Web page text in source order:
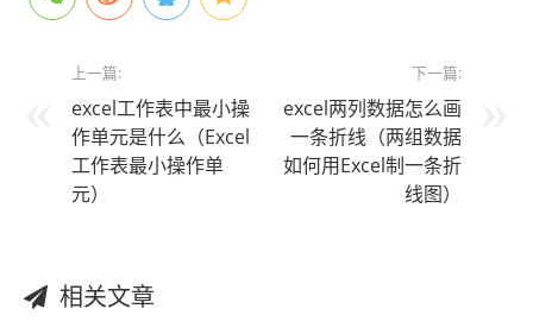
上一篇:
excel工作表中最小操
作单元是什么（Excel
工作表最小操作单
元）
下一篇:
excel两列数据怎么画
一条折线（两组数据
如何用Excel制一条折
线图）
相关文章